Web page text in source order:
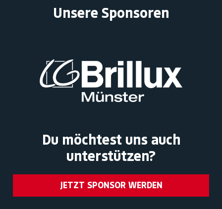
Unsere Sponsoren
Du möchtest uns auch
unterstützen?
JETZT SPONSOR WERDEN